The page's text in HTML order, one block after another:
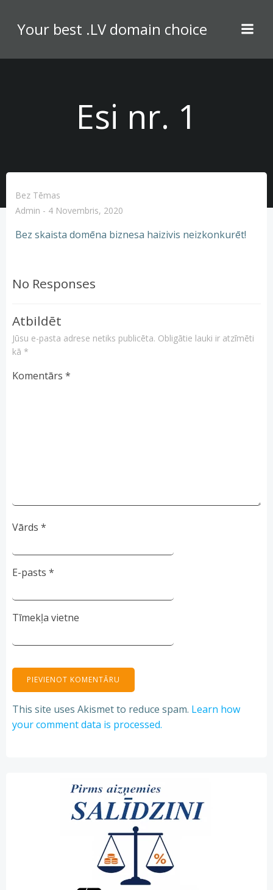
content
Your best .LV domain choice
Esi nr. 1
Bez Tēmas
Admin - 4 Novembris, 2020
Bez skaista domēna biznesa haizivis neizkonkurēt!
No Responses
Atbildēt
Jūsu e-pasta adrese netiks publicēta. Obligātie lauki ir atzīmēti
kā *
Komentārs *
Vārds *
E-pasts *
Tīmekļa vietne
This site uses Akismet to reduce spam. Learn how
your comment data is processed.